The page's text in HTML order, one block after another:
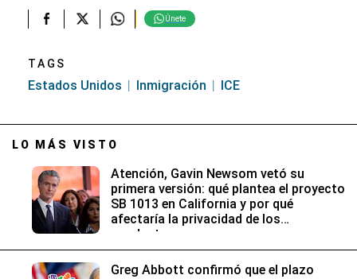
Únete
TAGS
Estados Unidos Inmigración ICE
LO MÁS VISTO
Atención, Gavin Newsom vetó su
primera versión: qué plantea el proyecto
SB 1013 en California y por qué
afectaría la privacidad de los
conductores
Greg Abbott confirmó que el plazo